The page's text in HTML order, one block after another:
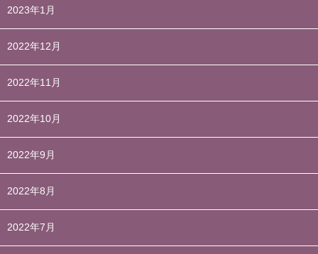
2023年1月
2022年12月
2022年11月
2022年10月
2022年9月
2022年8月
2022年7月